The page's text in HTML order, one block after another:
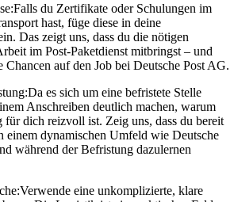
Falls du Zertifikate oder Schulungen im
hast, füge diese in deine
Das zeigt uns, dass du die nötigen
im Post-Paketdienst mitbringst – und
Chancen auf den Job bei Deutsche Post AG.
Da es sich um eine befristete Stelle
Anschreiben deutlich machen, warum
dich reizvoll ist. Zeig uns, dass du bereit
einem dynamischen Umfeld wie Deutsche
während der Befristung dazulernen
Verwende eine unkomplizierte, klare